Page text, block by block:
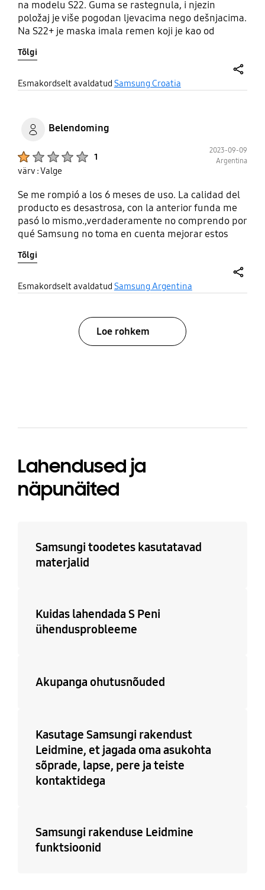
na modelu S22. Guma se rastegnula, i njezin
položaj je više pogodan ljevacima nego dešnjacima.
Na S22+ je maska imala remen koji je kao od
dobar remen, lako se skidao i čistio/prao.
Tõlgi
Esmakordselt avaldatud Samsung Croatia
Belendoming
1
2023-09-09
Argentina
värv : Valge
Se me rompió a los 6 meses de uso. La calidad del
producto es desastrosa, con la anterior funda me
pasó lo mismo.,verdaderamente no comprendo por
qué Samsung no toma en cuenta mejorar estos
Tõlgi
Esmakordselt avaldatud Samsung Argentina
Loe rohkem
Lahendused ja
näpunäited
Samsungi toodetes kasutatavad
materjalid
Kuidas lahendada S Peni
ühendusprobleeme
Akupanga ohutusnõuded
Kasutage Samsungi rakendust
Leidmine, et jagada oma asukohta
sõprade, lapse, pere ja teiste
kontaktidega
Samsungi rakenduse Leidmine
funktsioonid